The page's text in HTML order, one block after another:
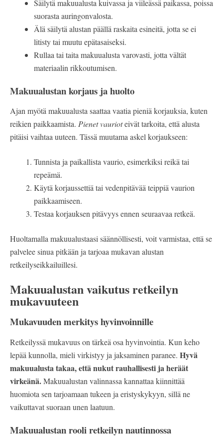
Säilytä makuualusta kuivassa ja viileässä paikassa, poissa
suorasta auringonvalosta.
Älä säilytä alustan päällä raskaita esineitä, jotta se ei
litisty tai muutu epätasaiseksi.
Rullaa tai taita makuualusta varovasti, jotta vältät
materiaalin rikkoutumisen.
Makuualustan korjaus ja huolto
Ajan myötä makuualusta saattaa vaatia pieniä korjauksia, kuten
reikien paikkaamista. Pienet vaurioteivät tarkoita, että alusta
pitäisi vaihtaa uuteen. Tässä muutama askel korjaukseen:
Tunnista ja paikallista vaurio, esimerkiksi reikä tai
repeämä.
Käytä korjaussettiä tai vedenpitävää teippiä vaurion
paikkaamiseen.
Testaa korjauksen pitävyys ennen seuraavaa retkeä.
Huoltamalla makuualustaasi säännöllisesti, voit varmistaa, että se
palvelee sinua pitkään ja tarjoaa mukavan alustan
retkeilyseikkailuillesi.
Makuualustan vaikutus retkeilyn
mukavuuteen
Mukavuuden merkitys hyvinvoinnille
Retkeilyssä mukavuus on tärkeä osa hyvinvointia. Kun keho
lepää kunnolla, mieli virkistyy ja jaksaminen paranee. Hyvä
makuualusta takaa, että nukut rauhallisesti ja heräät
virkeänä.Makuualustan valinnassa kannattaa kiinnittää
huomiota sen tarjoamaan tukeen ja eristyskykyyn, sillä ne
vaikuttavat suoraan unen laatuun.
Makuualustan rooli retkeilyn nautinnossa